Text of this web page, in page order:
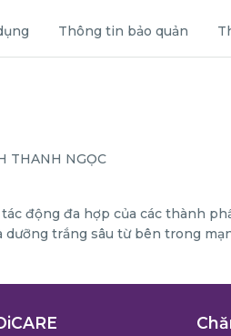
Thông tin bảo quản
THANH NGỌC
động đa hợp của các thành
trắng sâu từ bên trong